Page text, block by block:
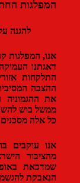
החתומות
להגנה על השלום
המפלגות
העמוקה
אזורית,
המסיבית של
ההגמוניה
בוש להשתמש
אלה מסכנים את
עוקבים בחרדה
הישראלי
באופן
להגשמת